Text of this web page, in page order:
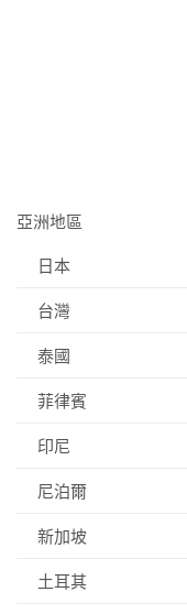
亞洲地區
日本
台灣
泰國
菲律賓
印尼
尼泊爾
新加坡
土耳其